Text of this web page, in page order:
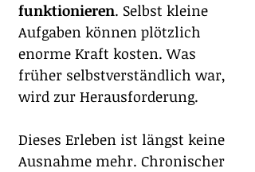
funktionieren. Selbst kleine
Aufgaben können plötzlich
enorme Kraft kosten. Was
früher selbstverständlich war,
wird zur Herausforderung.
Dieses Erleben ist längst keine
Ausnahme mehr. Chronischer